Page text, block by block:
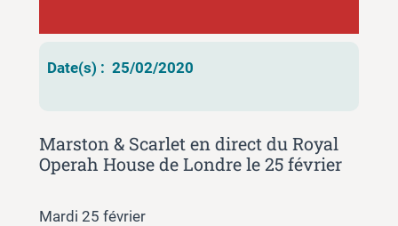
Date(s) : 25/02/2020
Marston & Scarlet en direct du Royal
Operah House de Londre le 25 février
Mardi 25 février